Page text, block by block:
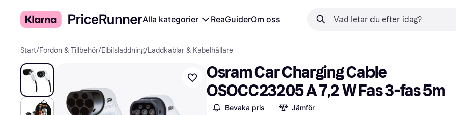
Alla kategorier ReaGuiderOm oss
Start/Fordon & Tillbehör/Elbilsladdning/Laddkablar & Kabelhållare
Osram Car Charging Cable
OSOCC23205 A 7,2 W Fas 3-fas 5m
Bevaka pris Jämför